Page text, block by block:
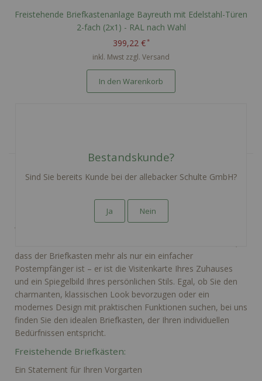
Freistehende Briefkastenanlage Bayreuth mit Edelstahl-Türen
2-fach (2x1) - RAL nach Wahl
399,22 €
inkl. Mwst zzgl. Versand
In den Warenkorb
Entdecken Sie die perfekte
Briefkastenlösung für Ihr Zuhause
Willkommen in unserer speziell kuratierten Auswahl an
dass der Briefkasten mehr als nur ein einfacher
Postempfänger ist – er ist die Visitenkarte Ihres Zuhauses
und ein Spiegelbild Ihres persönlichen Stils. Egal, ob Sie den
charmanten, klassischen Look bevorzugen oder ein
modernes Design mit praktischen Funktionen suchen, bei uns
finden Sie den idealen Briefkasten, der Ihren individuellen
Bedürfnissen entspricht.
Freistehende Briefkästen:
Ein Statement für Ihren Vorgarten
Bestandskunde?
Sind Sie bereits Kunde bei der allebacker Schulte GmbH?
Ja Nein